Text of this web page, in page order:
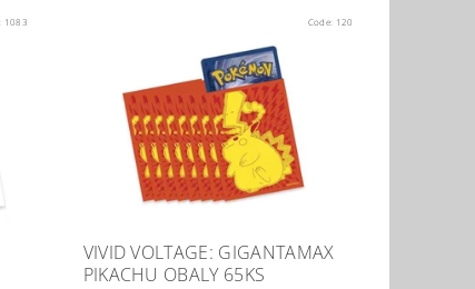
1083 Code: 120
VIVID VOLTAGE: GIGANTAMAX
PIKACHU OBALY 65KS